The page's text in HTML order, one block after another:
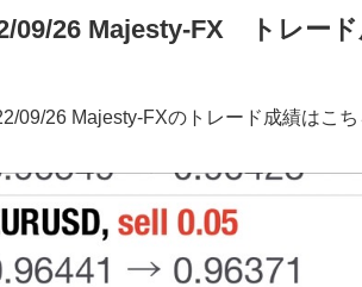
09/26 Majesty-FX トレード
09/26 Majesty-FXのトレード成績はこ